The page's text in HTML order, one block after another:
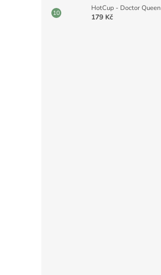
HotCup - Doctor Queen
179 Kč